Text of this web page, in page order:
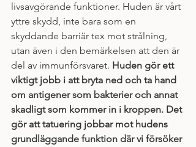
livsavgörande funktioner. Huden är vårt
yttre skydd, inte bara som en
skyddande barriär tex mot strålning,
utan även i den bemärkelsen att den är
del av immunförsvaret. Huden gör ett
viktigt jobb i att bryta ned och ta hand
om antigener som bakterier och annat
skadligt som kommer in i kroppen. Det
gör att tatuering jobbar mot hudens
grundläggande funktion där vi försöker